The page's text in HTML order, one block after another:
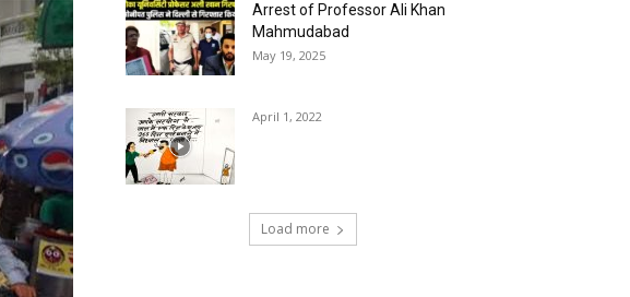
Arrest of Professor Ali Khan
Mahmudabad
May 19, 2025
April 1, 2022
Load more